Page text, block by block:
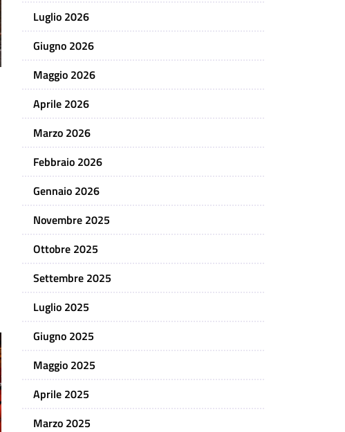
Luglio 2026
Giugno 2026
Maggio 2026
Aprile 2026
Marzo 2026
Febbraio 2026
Gennaio 2026
Novembre 2025
Ottobre 2025
Settembre 2025
Luglio 2025
Giugno 2025
Maggio 2025
Aprile 2025
Marzo 2025